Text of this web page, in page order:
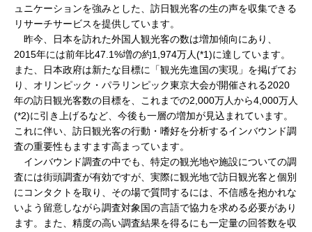
ュニケーションを強みとした、訪日観光客の生の声を収集できる
リサーチサービスを提供しています。
昨今、日本を訪れた外国人観光客の数は増加傾向にあり、
2015年には前年比47.1%増の約1,974万人(*1)に達しています。
また、日本政府は新たな目標に「観光先進国の実現」を掲げてお
り、オリンピック・パラリンピック東京大会が開催される2020
年の訪日観光客数の目標を、これまでの2,000万人から4,000万人
(*2)に引き上げるなど、今後も一層の増加が見込まれています。
これに伴い、訪日観光客の行動・嗜好を分析するインバウンド調
査の重要性もますます高まっています。
インバウンド調査の中でも、特定の観光地や施設についての調
査には街頭調査が有効ですが、実際に観光地で訪日観光客と個別
にコンタクトを取り、その場で質問するには、不信感を抱かれな
いよう留意しながら調査対象国の言語で協力を求める必要があり
ます。また、精度の高い調査結果を得るにも一定量の回答数を収